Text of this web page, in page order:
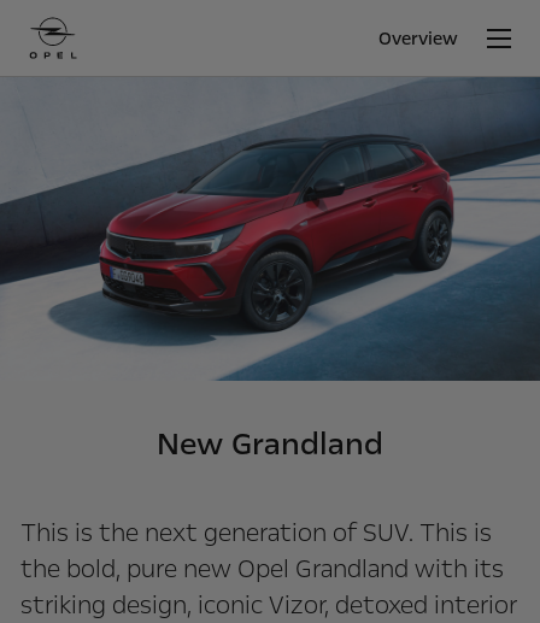
Overview
New Grandland
This is the next generation of SUV. This is
the bold, pure new Opel Grandland with its
striking design, iconic Vizor, detoxed interior